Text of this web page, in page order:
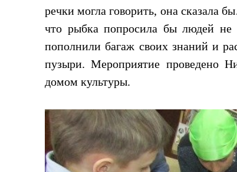
речки могла говорить, она сказала
что рыбка попросила бы людей не
пополнили багаж своих знаний и
пузыри. Мероприятие проведено
домом культуры.